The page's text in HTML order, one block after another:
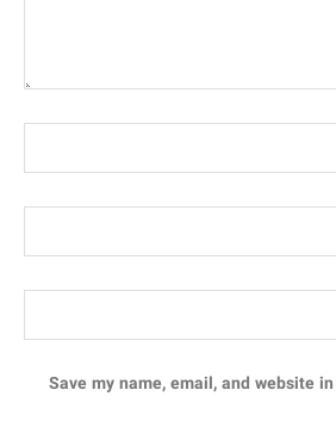
Save my name, email, and website